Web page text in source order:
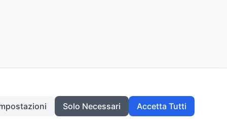
Solo Necessari Accetta Tutti